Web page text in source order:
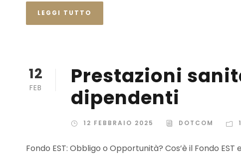
LEGGI TUTTO
12
FEB
Prestazioni
dipendenti
12 FEBBRAIO 2025 DOTCOM
Fondo EST: Obbligo o Opportunità? Cos’è il Fondo